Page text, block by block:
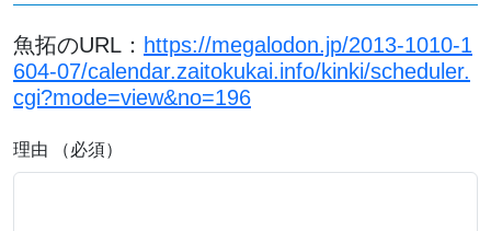
魚拓のURL： https://megalodon.jp/2013-1010-1
604-07/calendar.zaitokukai.info/kinki/scheduler.
cgi?mode=view&no=196
理由 （必須）